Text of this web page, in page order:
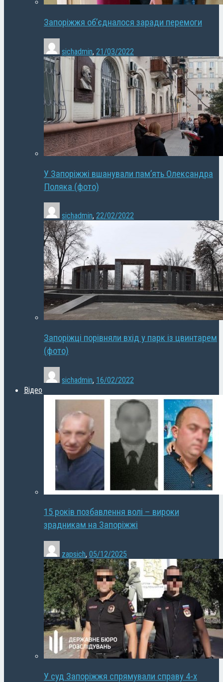
Запоріжжя об’єдналося заради перемоги
sichadmin, 21/03/2022
У Запоріжжі вшанували пам’ять Олександра
Поляка (фото)
sichadmin, 22/02/2022
Запоріжці порівняли вхід у парк із цвинтарем
(фото)
sichadmin, 16/02/2022
Відео
15 років позбавлення волі – вироки
зрадникам на Запоріжжі
zapsich, 05/12/2025
У суд Запоріжжя спрямували справу 4-х